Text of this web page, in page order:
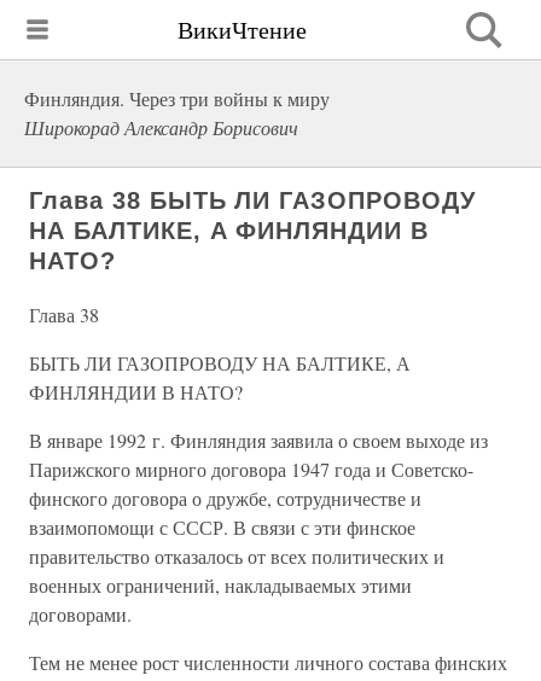
ВикиЧтение
Финляндия. Через три войны к миру
Широкорад Александр Борисович
Глава 38 БЫТЬ ЛИ ГАЗОПРОВОДУ
НА БАЛТИКЕ, А ФИНЛЯНДИИ В
НАТО?
Глава 38
БЫТЬ ЛИ ГАЗОПРОВОДУ НА БАЛТИКЕ, А
ФИНЛЯНДИИ В НАТО?
В январе 1992 г. Финляндия заявила о своем выходе из
Парижского мирного договора 1947 года и Советско-
финского договора о дружбе, сотрудничестве и
взаимопомощи с СССР. В связи с эти финское
правительство отказалось от всех политических и
военных ограничений, накладываемых этими
договорами.
Тем не менее рост численности личного состава финских